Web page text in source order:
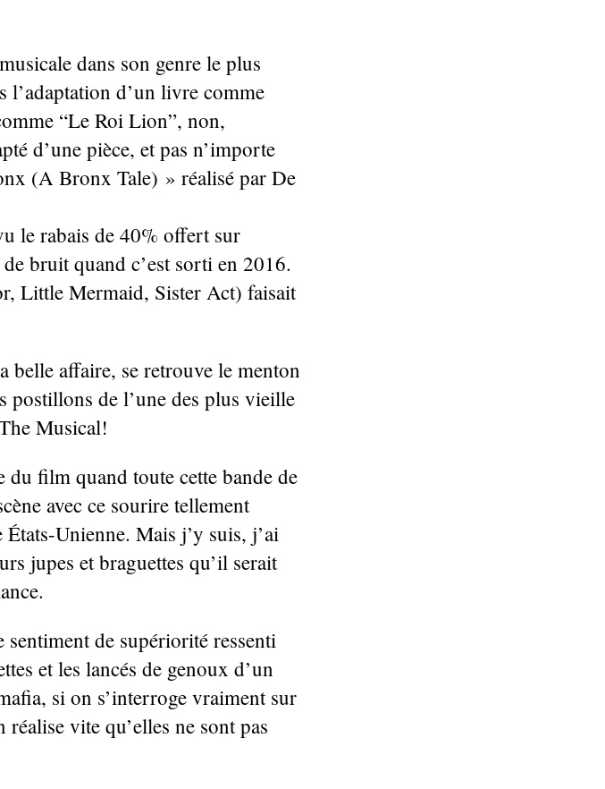
dans son genre le plus
d’un livre comme
“Le Roi Lion”, non,
d’une pièce, et pas n’importe
(A Bronx Tale) » réalisé par De
le rabais de 40% offert sur
bruit quand c’est sorti en 2016.
Little Mermaid, Sister Act) faisait
belle affaire, se retrouve le menton
postillons de l’une des plus vieille
Musical!
du film quand toute cette bande de
avec ce sourire tellement
Unienne. Mais j’y suis, j’ai
jupes et braguettes qu’il serait
de supériorité ressenti
et les lancés de genoux d’un
si on s’interroge vraiment sur
vite qu’elles ne sont pas